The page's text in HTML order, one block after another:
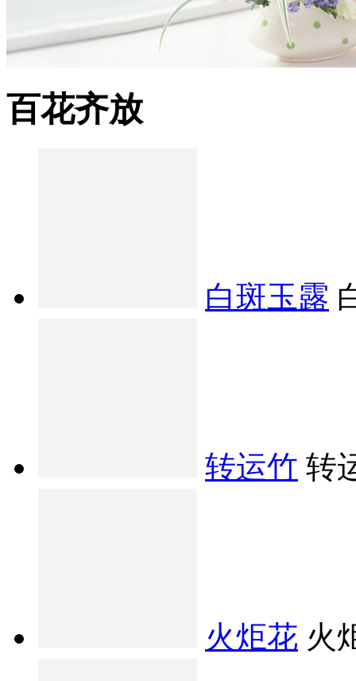
百花齐放
白斑玉露
转运竹 转
火炬花 火